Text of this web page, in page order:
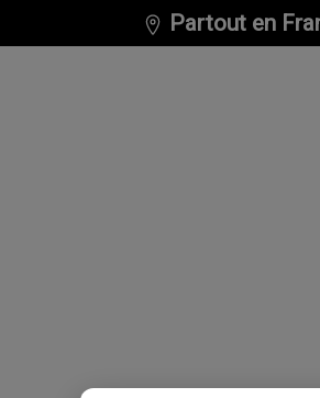
Partout en